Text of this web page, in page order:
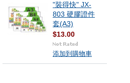
"裝得快" JX-
803 硬膠證件
套(A3)
$13.00
添加到購物車